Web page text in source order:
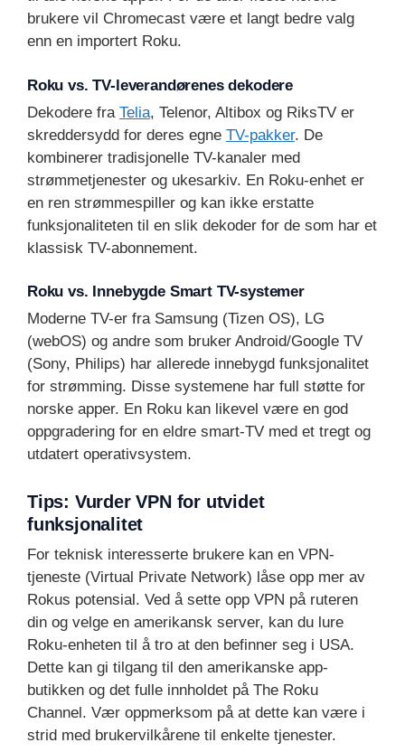
brukere vil Chromecast være et langt bedre valg
enn en importert Roku.
Roku vs. TV-leverandørenes dekodere
Dekodere fra Telia, Telenor, Altibox og RiksTV er
skreddersydd for deres egne TV-pakker. De
kombinerer tradisjonelle TV-kanaler med
strømmetjenester og ukesarkiv. En Roku-enhet er
en ren strømmespiller og kan ikke erstatte
funksjonaliteten til en slik dekoder for de som har et
klassisk TV-abonnement.
Roku vs. Innebygde Smart TV-systemer
Moderne TV-er fra Samsung (Tizen OS), LG
(webOS) og andre som bruker Android/Google TV
(Sony, Philips) har allerede innebygd funksjonalitet
for strømming. Disse systemene har full støtte for
norske apper. En Roku kan likevel være en god
oppgradering for en eldre smart-TV med et tregt og
utdatert operativsystem.
Tips: Vurder VPN for utvidet
funksjonalitet
For teknisk interesserte brukere kan en VPN-
tjeneste (Virtual Private Network) låse opp mer av
Rokus potensial. Ved å sette opp VPN på ruteren
din og velge en amerikansk server, kan du lure
Roku-enheten til å tro at den befinner seg i USA.
Dette kan gi tilgang til den amerikanske app-
butikken og det fulle innholdet på The Roku
Channel. Vær oppmerksom på at dette kan være i
strid med brukervilkårene til enkelte tjenester.